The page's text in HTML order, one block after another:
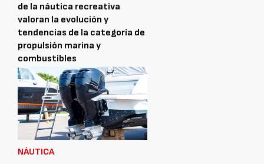
de la náutica recreativa
valoran la evolución y
tendencias de la categoría de
propulsión marina y
combustibles
1 JUNIO, 2026
NÁUTICA